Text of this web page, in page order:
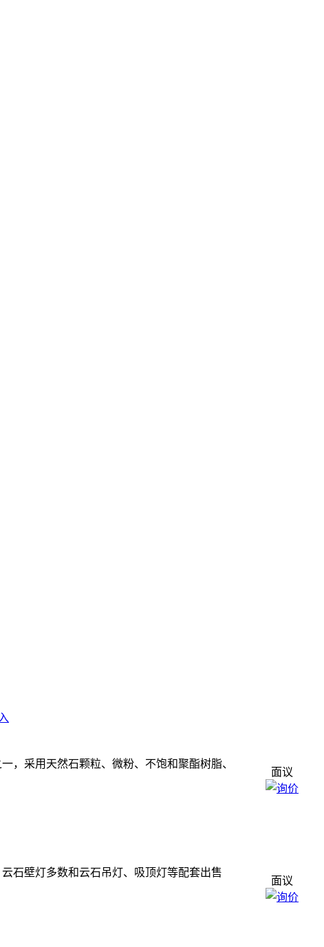
，采用天然石颗粒、微粉、不饱和聚酯树脂、
面议
石壁灯多数和云石吊灯、吸顶灯等配套出售
面议